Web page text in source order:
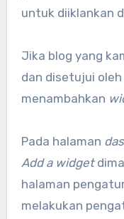
untuk diiklankan
Jika blog yang
dan disetujui oleh
menambahkan
Pada halaman
Add a widget
halaman
melakukan